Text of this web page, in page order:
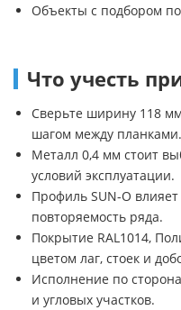
Объекты с подбором
Что учесть
Сверьте ширину 118
шагом между планками.
Металл 0,4 мм стоит
условий эксплуатации.
Профиль SUN-O
повторяемость ряда.
Покрытие RAL1014,
цветом лаг, стоек и
Исполнение по
и угловых участков.